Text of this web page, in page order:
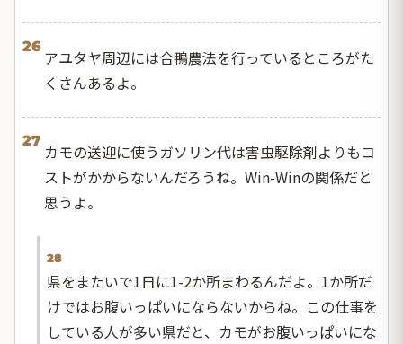
26
アユタヤ周辺には合鴨農法を行っているところがた
くさんあるよ。
27
カモの送迎に使うガソリン代は害虫駆除剤よりもコ
ストがかからないんだろうね。Win-Winの関係だと
思うよ。
28
県をまたいで1日に1-2か所まわるんだよ。1か所だ
けではお腹いっぱいにならないからね。この仕事を
している人が多い県だと、カモがお腹いっぱいにな